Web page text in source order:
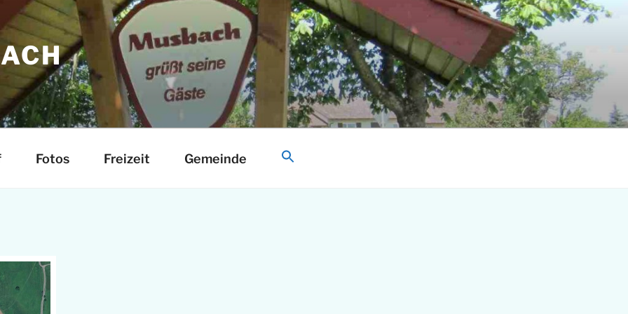
Fotos Freizeit Gemeinde